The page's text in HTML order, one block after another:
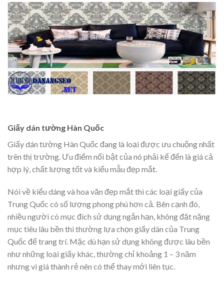
Giấy dán tường Hàn Quốc
Giấy dán tường Hàn Quốc đang là loại được ưu chuộng nhất
trên thị trường. Ưu điểm nổi bật của nó phải kể đến là giá cả
hợp lý, chất lượng tốt và kiểu mẫu đẹp mắt.
Nói về kiểu dáng và hoa văn đẹp mắt thì các loại giấy của
Trung Quốc có số lượng phong phú hơn cả. Bên cạnh đó,
nhiều người có mục đích sử dụng ngắn hạn, không đặt nặng
mục tiêu lâu bền thì thường lựa chọn giấy dán của Trung
Quốc để trang trí. Mặc dù hạn sử dụng không được lâu bền
như những loại giấy khác, thường chỉ khoảng 1 – 3 năm
nhưng vì giá thành rẻ nên có thể thay mới liên tục.